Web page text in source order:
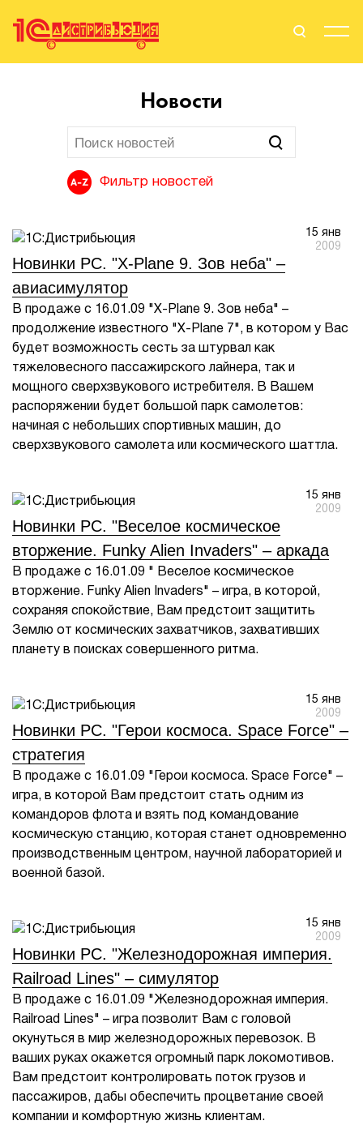
Стать Партнером
Вендоры
События
Сервисы для партнеров
1Cофт
Новости
Фильтр новостей
15 янв
2009
Новинки PC. "X-Plane 9. Зов неба" –
авиасимулятор
В продаже с 16.01.09 "X-Plane 9. Зов неба" –
продолжение известного "X-Plane 7", в котором у Вас
будет возможность сесть за штурвал как
тяжеловесного пассажирского лайнера, так и
мощного сверхзвукового истребителя. В Вашем
распоряжении будет большой парк самолетов:
начиная с небольших спортивных машин, до
сверхзвукового самолета или космического шаттла.
15 янв
2009
Новинки PC. "Веселое космическое
вторжение. Funky Alien Invaders" – аркада
В продаже с 16.01.09 " Веселое космическое
вторжение. Funky Alien Invaders" – игра, в которой,
сохраняя спокойствие, Вам предстоит защитить
Землю от космических захватчиков, захвативших
планету в поисках совершенного ритма.
15 янв
2009
Новинки PC. "Герои космоса. Space Force" –
стратегия
В продаже с 16.01.09 "Герои космоса. Space Force" –
игра, в которой Вам предстоит стать одним из
командоров флота и взять под командование
космическую станцию, которая станет одновременно
производственным центром, научной лабораторией и
военной базой.
15 янв
2009
Новинки PC. "Железнодорожная империя.
Railroad Lines" – симулятор
В продаже с 16.01.09 "Железнодорожная империя.
Railroad Lines" – игра позволит Вам с головой
окунуться в мир железнодорожных перевозок. В
ваших руках окажется огромный парк локомотивов.
Вам предстоит контролировать поток грузов и
пассажиров, дабы обеспечить процветание своей
компании и комфортную жизнь клиентам.